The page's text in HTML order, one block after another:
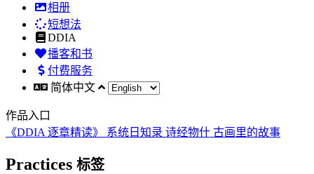
相册
短想法
DDIA
播客和书
付费服务
简体中文
作品入口
《DDIA 逐章精读》 系统日知录 诗经物什 古画里的故事
Practices 标签